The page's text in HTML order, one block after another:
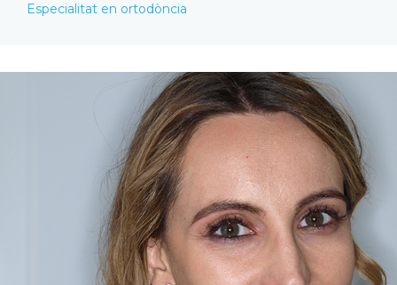
Especialitat en ortodòncia